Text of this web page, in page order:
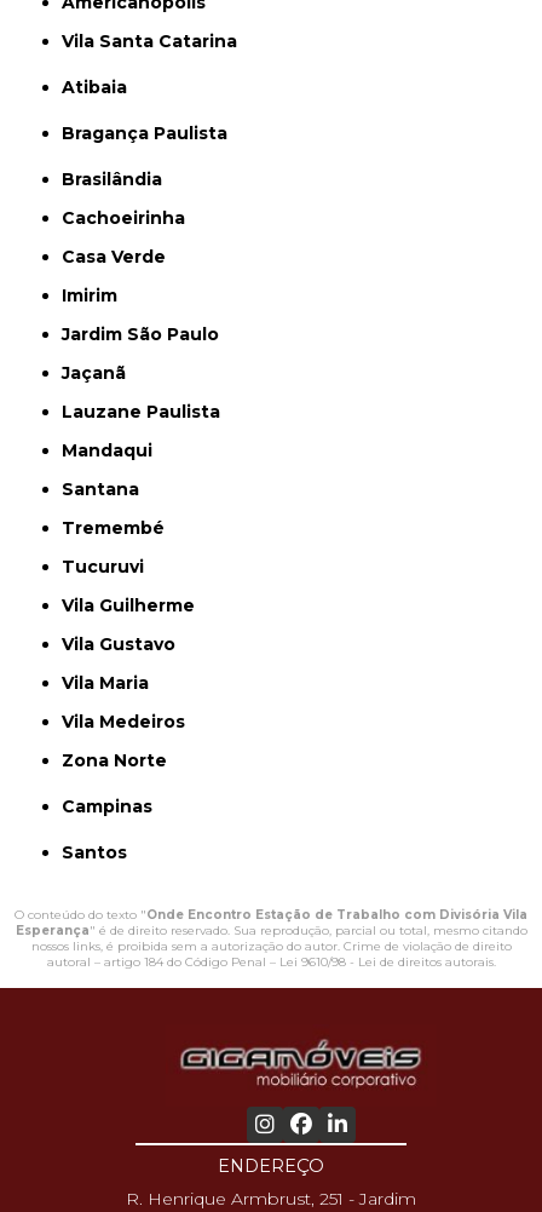
Vila Santa Catarina
Atibaia
Bragança Paulista
Brasilândia
Cachoeirinha
Casa Verde
Imirim
Jardim São Paulo
Jaçanã
Lauzane Paulista
Mandaqui
Santana
Tremembé
Tucuruvi
Vila Guilherme
Vila Gustavo
Vila Maria
Vila Medeiros
Zona Norte
Campinas
Santos
O conteúdo do texto "Onde Encontro Estação de Trabalho com Divisória Vila
Esperança" é de direito reservado. Sua reprodução, parcial ou total, mesmo citando
nossos links, é proibida sem a autorização do autor. Crime de violação de direito
autoral – artigo 184 do Código Penal – Lei 9610/98 - Lei de direitos autorais.
ENDEREÇO
R. Henrique Armbrust, 251 - Jardim